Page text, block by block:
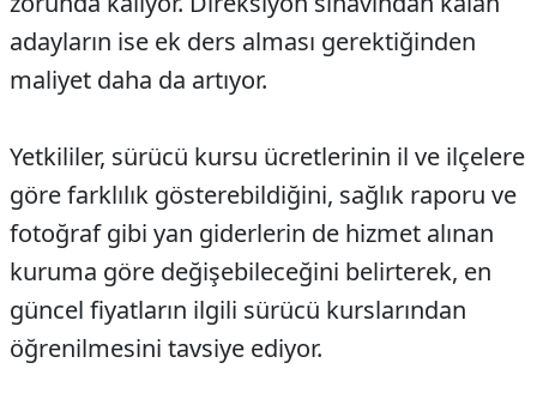
adayların ise ek ders alması gerektiğinden
maliyet daha da artıyor.
Yetkililer, sürücü kursu ücretlerinin il ve ilçelere
göre farklılık gösterebildiğini, sağlık raporu ve
fotoğraf gibi yan giderlerin de hizmet alınan
kuruma göre değişebileceğini belirterek, en
güncel fiyatların ilgili sürücü kurslarından
öğrenilmesini tavsiye ediyor.